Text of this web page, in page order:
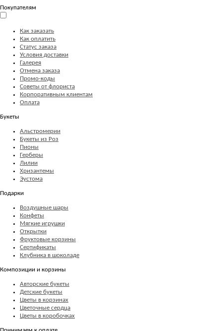
Покупателям
Как заказать
Как оплатить
Статус заказа
Условия доставки
Галерея
Отмена заказа
Промо-коды
Советы от флориста
Корпоративным клиентам
Оплата
Букеты
Альстромерии
Букеты из Роз
Пионы
Герберы
Лилии
Хризантемы
Эустома
Подарки
Воздушные шары
Конфеты
Мягкие игрушки
Открытки
Фруктовые корзины
Сертификаты
Клубника в шоколаде
Композиции и корзины
Авторские букеты
Детские букеты
Цветы в корзинах
Цветочные сердца
Цветы в коробочках